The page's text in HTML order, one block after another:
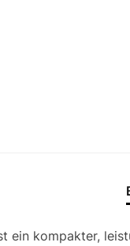
ein kompakter,